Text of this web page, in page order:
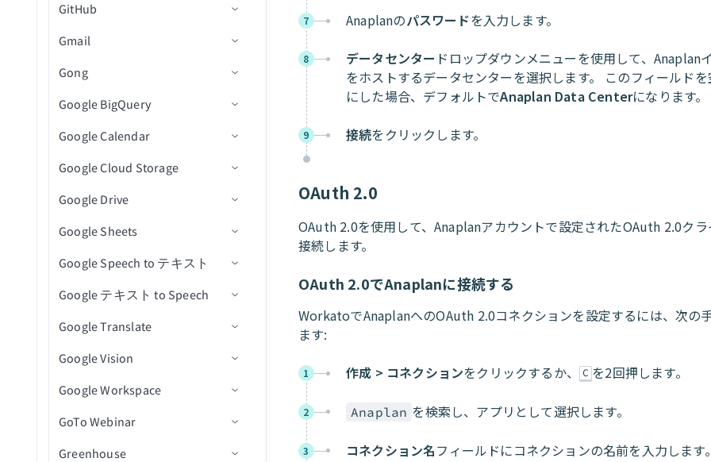
得（V2）
プロジェクト内のオブジェ
索（V2）
プロジェクト内のオブジェ
クトを検索
プロジェクト内の課題を更
新（V2）
プロジェクト内のオブジェ
クトを更新
ドキュメントをプロジェク
を取得
ファイルメタデータを取得
署名リクエストを取得
フォルダ項目を一覧表示(バ
(バッチ)
他のユーザーのファイルま
たはフォルダ名を変更
ファイルまたはフォルダの
名前変更/移動
署名リクエストを再送信
ファイルまたはフォルダを
検索（バッチ）
CSVファイルを更新
ファイルメタデータを更新
ップロード
業務単位を検索
従業員を更新
リソースを更新
従業員を関連付け
従業員の関連付けを解除
エンベロープの受信者を取
得
エンベロープ内のドキュメ
ントを一覧表示（一括）
エンベロープを一覧表示
（一括）
テンプレートを一覧表示
キュメントを送信
IDでエンベロープを送信
エンベロープを無効化
ション
CSVファイルアクション
フォルダアクション
フォルダを作成
選択したフォルダからファ
イベント詳細を取得
オブジェクト詳細を取得
オブジェクトを検索（バッ
チ）
ファイルのアップロード
レコードを検索
レコードを取得
レコードの削除
更新済み参加者
イベントに登録された新規/
更新済み参加者（リアルタ
イム）
イベントの新規/更新済み注
文
連絡先リストを作成
連絡先を作成/更新
イベント参加者を取得
イベントを検索
ワークブックを検索
ワークシートを一覧表示
テーブルを一覧表示
テーブルを追加
ワークシートを追加
セルを取得
行を取得
行を追加
行を更新
行を削除
トリガー
新規リード
アクション
Adset Insightsを取得
キャンペーンInsightsを取得
Adsetを一覧表示
キャンペーンを一覧表示
前提条件
コネクション設定
トリガー
ディレクトリ内の新規CSV
は更新済みCSVファイルト
リガー
アクション
ファイルダウンロードアク
ドアクション
ファイル情報取得アクショ
ン
ディレクトリ内ファイル一
覧表示アクション
ファイル削除アクション
ファイル名変更アクション
ファイルアップロードアク
ション
GitHub
コネクション設定
トリガー
クローズされた課題
新規課題
新規プルリクエスト
新規または更新済み課題コ
ストーン
新規または更新済みプルリ
クエスト
アクション
課題にコメントを作成
課題を作成
課題またはPRの詳細を取得
refのステータスを一覧表示
課題とプルリクエストを検
Gmail
コネクション設定
トリガー
新しいメール
アクション
メールを送信
添付ファイルをダウンロー
Gong
コネクション設定
トリガー
新規通話(リアルタイム)
アクション
通話を追加
通話メディアを追加
コンテンツ共有エンゲージ
を作成
カスタムアクションイベン
トを作成
IDで通話を取得
集約ユーザーデータを検索
Google BigQuery
コネクション設定
トリガー
新規行
新規行（バッチ）
新規ジョブ完了
スケジュール済みクエリ
アクション
行を挿入
行を挿入（batch）
ファイルからデータを読み
を選択（バッチ）
カスタムSQLを使用して行
を選択し、テーブルに挿入
Google Calendar
コネクション設定
トリガー
新規イベント
新規/更新済みイベント
イベント開始
イベント終了
アクション
イベントを作成
イベントを検索（バッチ）
イベントを更新
イベントを削除
イベントに参加者を追加
Google Cloud Storage
コネクション設定
アクション
バケットの作成
バケットを削除
オブジェクトの削除
オブジェクトをダウンロー
Google Drive
コネクション設定
トリガー
新規アクティビティ
新規CSVファイル
新規ファイル/フォルダ
フォルダ階層内の新規ファ
アクション
ファイル権限を追加
ファイルをコピー
フォルダを作成
ファイルを削除
ファイルをダウンロード
Google Sheets
コネクション設定
トリガー
My Drive内のシートの新規
行（リアルタイム）
My Drive内のシートの新規/
更新済み行
アクション
行を追加
行を一括追加
行を取得
行を検索
Google Speech to テキスト
コネクション設定
アクション
短い音声をテキストに変換
Google テキスト to Speech
コネクション設定
アクション
テキストを音声に変換
Google Translate
コネクション設定
アクション
テキストを翻訳
Google Vision
コネクション設定
アクション
画像からテキストを読み取
Google Workspace
コネクション設定
トリガー
GoTo Webinar
コネクション設定
Greenhouse
7 Anaplanのパスワードを入力します。
8 データセンター ドロップダウンメニューを使用して、Anaplan
をホストするデータセンターを選択します。 このフィールド
にした場合、デフォルトでAnaplan Data Centerになります。
9 接続をクリックします。
OAuth 2.0
OAuth 2.0を使用して、Anaplanアカウントで設定されたOAuth 2.0クラ
接続します。
OAuth 2.0でAnaplanに接続する
WorkatoでAnaplanへのOAuth 2.0コネクションを設定するには、次の
ます:
1 作成 > コネクションをクリックするか、 C を2回押します。
2 Anaplan を検索し、アプリとして選択します。
3 コネクション名フィールドにコネクションの名前を入力します。